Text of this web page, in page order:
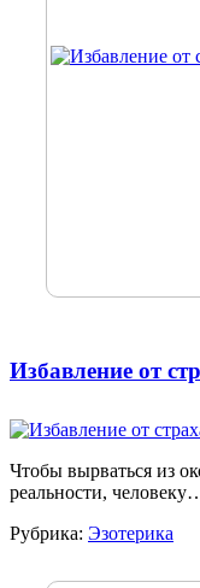
Избавление от
Чтобы вырваться из
реальности,
Рубрика: Эзотерика